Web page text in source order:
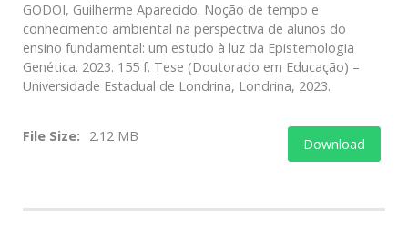
GODOI, Guilherme Aparecido. Noção de tempo e
conhecimento ambiental na perspectiva de alunos do
ensino fundamental: um estudo à luz da Epistemologia
Genética. 2023. 155 f. Tese (Doutorado em Educação) –
Universidade Estadual de Londrina, Londrina, 2023.
File Size: 2.12 MB Download